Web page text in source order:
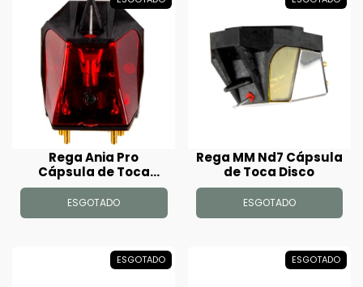
Rega Ania Pro
Cápsula de Toca
Disco
ESGOTADO
Rega MM Nd7 Cápsula
de Toca Disco
ESGOTADO
ESGOTADO ESGOTADO